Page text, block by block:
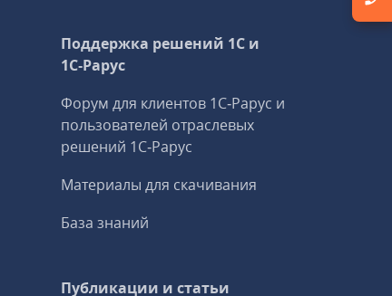
Поддержка решений 1С и
1С‑Рарус
Форум для клиентов 1С‑Рарус и
пользователей отраслевых
решений 1С‑Рарус
Материалы для скачивания
База знаний
Публикации и статьи